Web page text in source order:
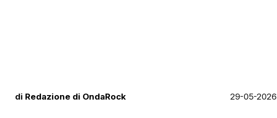
di Redazione di OndaRock 29-05-2026